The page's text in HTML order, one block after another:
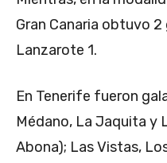
Gran Canaria obtuvo
Lanzarote 1.
En Tenerife fueron
Médano, La Jaquita y
Abona); Las Vistas,